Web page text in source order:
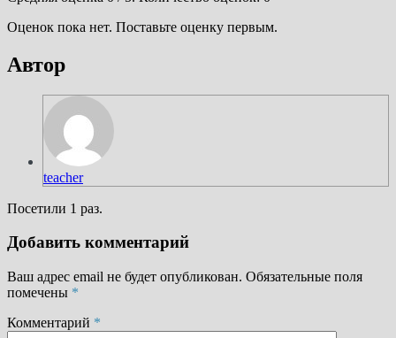
Оценок пока нет. Поставьте оценку первым.
Автор
teacher
Посетили 1 раз.
Добавить комментарий
Ваш адрес email не будет опубликован. Обязательные поля
помечены *
Комментарий *